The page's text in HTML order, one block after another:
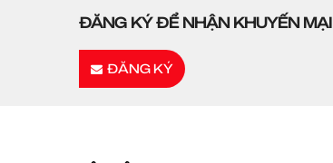
ĐĂNG KÝ ĐỂ NHẬN KHUYẾN MẠI
ĐĂNG KÝ